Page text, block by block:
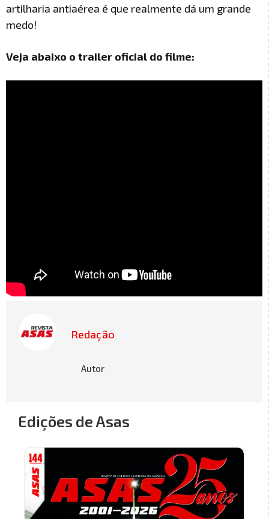
artilharia antiaérea é que realmente dá um grande
medo!
Veja abaixo o trailer oficial do filme:
Redação
Autor
Edições de Asas